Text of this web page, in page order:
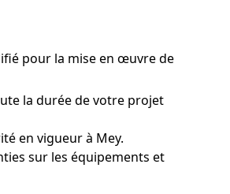
pour la mise en œuvre de
la durée de votre projet
en vigueur à Mey.
sur les équipements et